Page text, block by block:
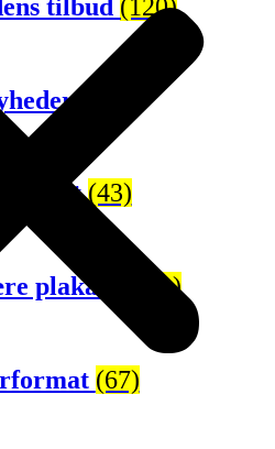
tilbud (120)
(43)
plakater (81)
(67)